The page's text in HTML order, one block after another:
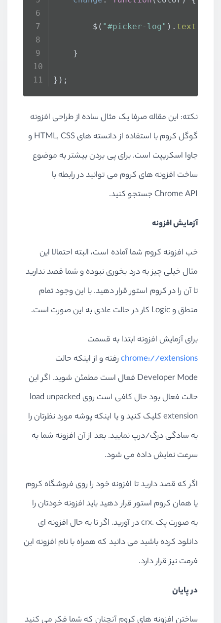
$( "#picker-log" ). text
}
});
نکته: این مقاله صرفا یک مثال ساده از طراحی افزونه
گوگل کروم با استفاده از دانسته های HTML, CSS و
جاوا اسکریپت است. برای پی بردن بیشتر به موضوع
ساخت افزونه های کروم می توانید در رابطه با
Chrome API جستجو کنید.
آزمایش افزونه
خب افزونه کروم شما آماده است، البته احتمالا این
مثال خیلی چیز به درد بخوری نبوده و شما قصد ندارید
تا آن را در کروم استور قرار دهید. با این وجود تمام
منطق و Logic کار در حالت عادی به این صورت است.
برای آزمایش افزونه ابتدا به قسمت
chrome://extensionsرفته و از اینکه حالت
Developer Mode فعال است مطمئن شوید. اگر این
حالت فعال بود حال کافی است روی load unpacked
extension کلیک کنید و یا اینکه پوشه مورد نظرتان را
به سادگی درگ/درپ نمایید. بعد از آن افزونه شما به
سرعت نمایش داده می شود.
اگر که قصد دارید تا افزونه خود را روی فروشگاه کروم
یا همان کروم استور قرار دهید باید افزونه خودتان را
به صورت پک .crx در آورید. اگر تا به حال افزونه ای
دانلود کرده باشید می دانید که همراه با نام افزونه این
فرمت نیز قرار دارد.
در پایان
ساختن افزونه های کروم آنچنان که شما فکر می کنید